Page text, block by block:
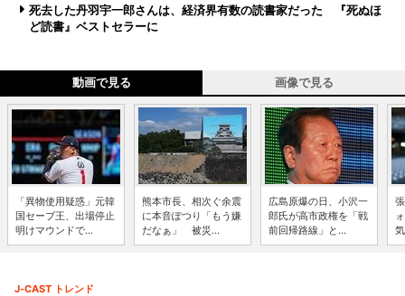
死去した丹羽宇一郎さんは、経済界有数の読書家だった 『死ぬほ
ど読書』ベストセラーに
動画で見る 画像で見る
「異物使用疑惑」元韓
国セーブ王、出場停止
明けマウンドで...
熊本市長、相次ぐ余震
に本音ぽつり「もう嫌
だなぁ」 被災...
広島原爆の日、小沢一
郎氏が高市政権を「戦
前回帰路線」と...
J-CAST トレンド